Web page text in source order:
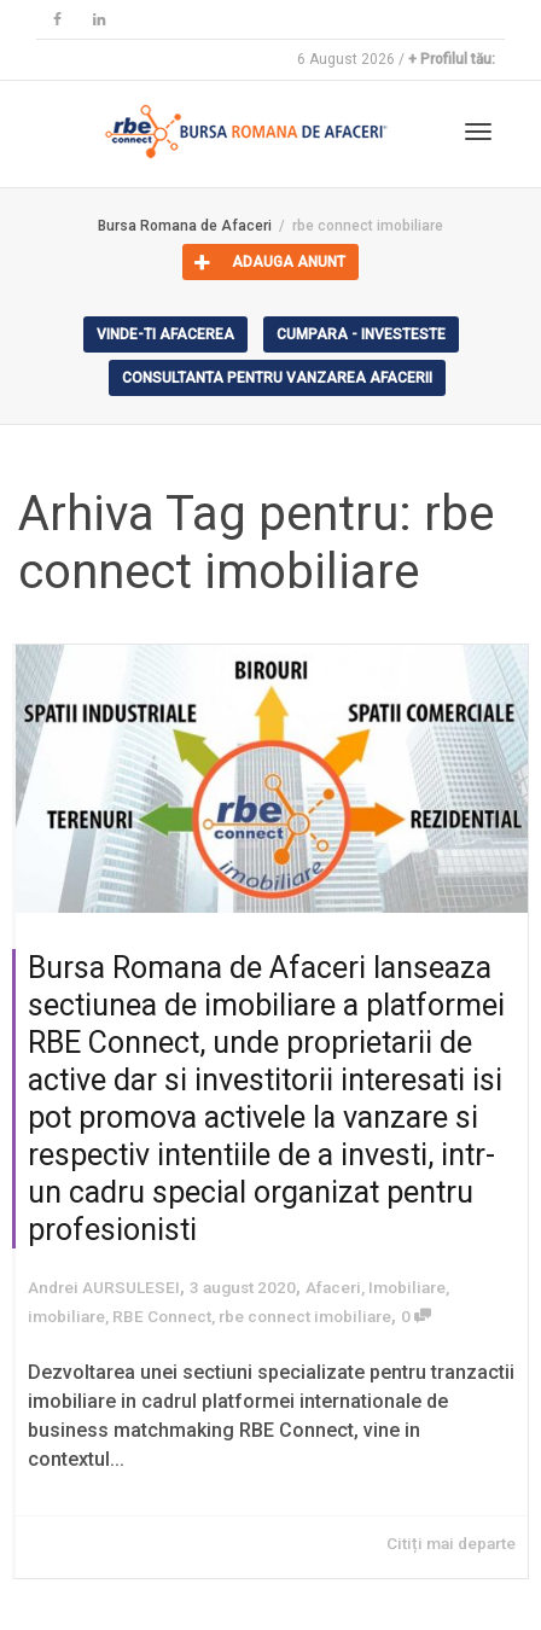
6 August 2026 / + Profilul tău:
Bursa Romana de Afaceri rbe connect imobiliare
ADAUGA ANUNT
VINDE-TI AFACEREA CUMPARA - INVESTESTE
CONSULTANTA PENTRU VANZAREA AFACERII
Arhiva Tag pentru: rbe
connect imobiliare
Bursa Romana de Afaceri lanseaza
sectiunea de imobiliare a platformei
RBE Connect, unde proprietarii de
active dar si investitorii interesati isi
pot promova activele la vanzare si
respectiv intentiile de a investi, intr-
un cadru special organizat pentru
profesionisti
Andrei AURSULESEI, 3 august 2020, Afaceri Imobiliare
imobiliare RBE Connect rbe connect imobiliare, 0
Dezvoltarea unei sectiuni specializate pentru tranzactii
imobiliare in cadrul platformei internationale de
business matchmaking RBE Connect, vine in
contextul...
Citiți mai departe